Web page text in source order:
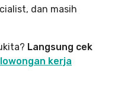
dan masih
Langsung cek
lowongan kerja